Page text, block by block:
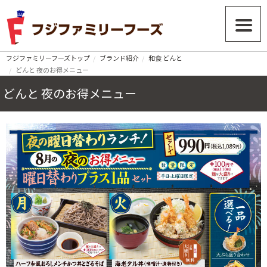
フジファミリーフーズトップ ブランド紹介
和食 どんと
どんと 夜のお得メニュー
どんと 夜のお得メニュー